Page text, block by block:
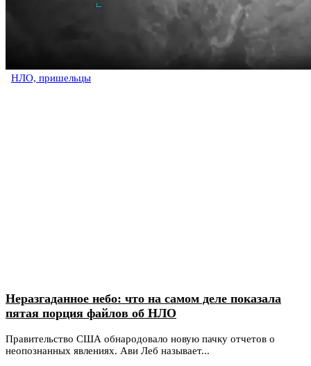
НЛО, пришельцы
Неразгаданное небо: что на самом деле показала
пятая порция файлов об НЛО
Правительство США обнародовало новую пачку отчетов о
неопознанных явлениях. Ави Леб называет...